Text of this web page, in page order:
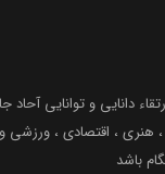
دانایی و توانایی آحاد
، اقتصادی ، ورزشی
باشد